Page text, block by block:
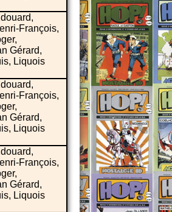
François,
Gérard,
Liquois
François,
Gérard,
Liquois
François,
Gérard,
Liquois